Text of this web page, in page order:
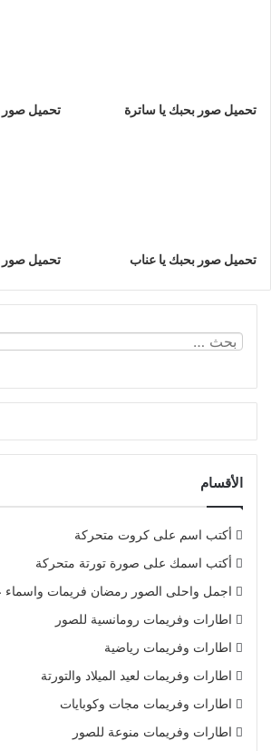
تحميل صور بحبك يا ساترة تحميل صور
تحميل صور بحبك يا عناب تحميل صور
الأقسام
أكتب اسم على كروت متحركة
أكتب اسمك على صورة تورتة متحركة
اجمل واحلى الصور رمضان فريمات واسماء
اطارات وفريمات رومانسية للصور
اطارات وفريمات رياضية
اطارات وفريمات لعيد الميلاد والتورتة
اطارات وفريمات مجات وكوبايات
اطارات وفريمات منوعة للصور